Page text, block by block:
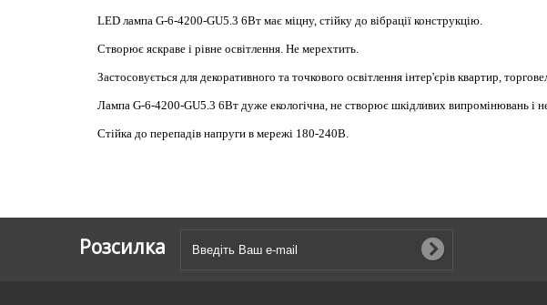
LED лампа G-6-4200-GU5.3 6Вт має міцну, стійку до вібрації конструкцію.
Створює яскраве і рівне освітлення. Не мерехтить.
Застосовується для декоративного та точкового освітлення інтер'єрів квартир,
Лампа G-6-4200-GU5.3 6Вт дуже екологічна, не створює шкідливих випромінювань і
Стійка до перепадів напруги в мережі 180-240В.
Розсилка